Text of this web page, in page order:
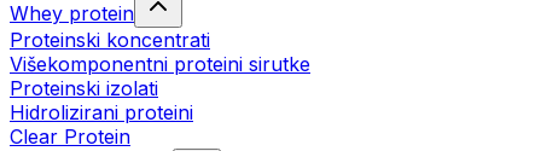
Whey protein
Proteinski koncentrati
Višekomponentni proteini sirutke
Proteinski izolati
Hidrolizirani proteini
Clear Protein